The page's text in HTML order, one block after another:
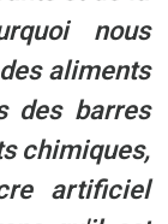
nous
aliments
des barres
chimiques,
artificiel